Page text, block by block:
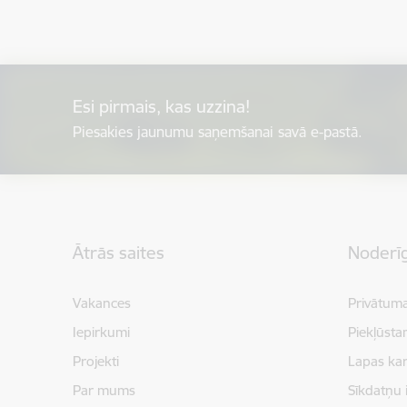
Esi pirmais, kas uzzina!
Piesakies jaunumu saņemšanai savā e-pastā.
Ātrās saites
Vakances
Iepirkumi
Projekti
Par mums
Lapas
Sīkdatņu